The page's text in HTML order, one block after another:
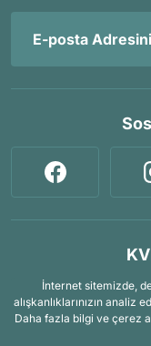
İnternet sitemizde,
alışkanlıklarınızın
Daha fazla bilgi ve çerez